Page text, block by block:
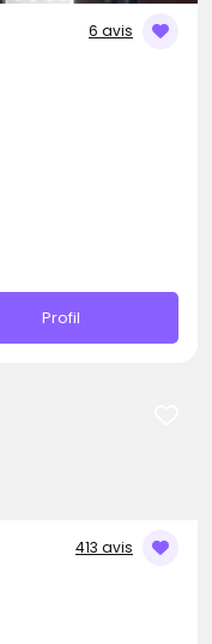
6 avis
Profil
413 avis